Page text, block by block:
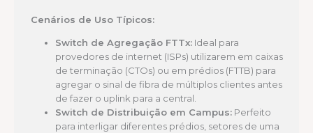
Cenários de Uso Típicos:
Switch de Agregação FTTx: Ideal para
provedores de internet (ISPs) utilizarem em caixas
de terminação (CTOs) ou em prédios (FTTB) para
agregar o sinal de fibra de múltiplos clientes antes
de fazer o uplink para a central.
Switch de Distribuição em Campus: Perfeito
para interligar diferentes prédios, setores de uma